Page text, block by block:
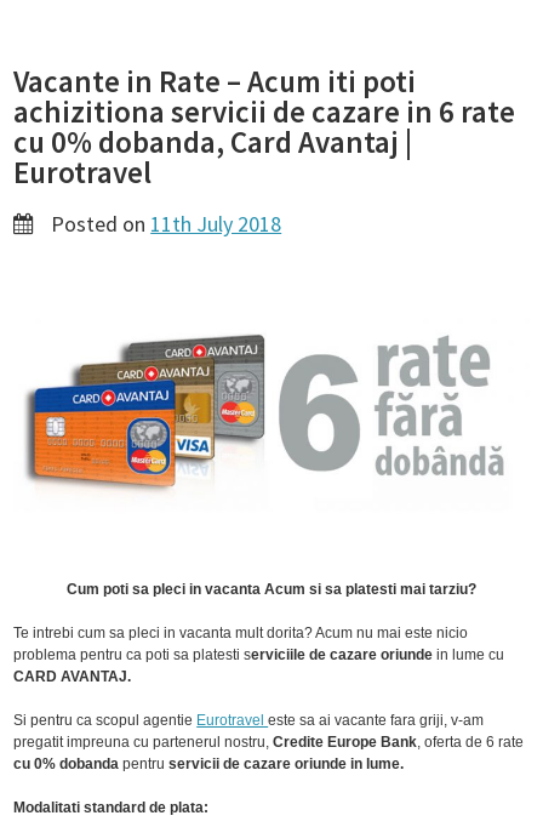
Vacante in Rate – Acum iti poti
achizitiona servicii de cazare in 6 rate
cu 0% dobanda, Card Avantaj |
Eurotravel
Posted on 11th July 2018
Cum poti sa pleci in vacanta Acum si sa platesti mai tarziu?
Te intrebi cum sa pleci in vacanta mult dorita? Acum nu mai este nicio
problema pentru ca poti sa platesti serviciile de cazare oriunde in lume cu
CARD AVANTAJ.
Si pentru ca scopul agentie Eurotraveleste sa ai vacante fara griji, v-am
pregatit impreuna cu partenerul nostru,Credite Europe Bank , oferta de 6 rate
cu 0% dobandapentruservicii de cazare oriunde in lume.
Modalitati standard de plata: